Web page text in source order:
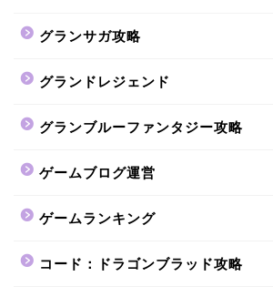
グランサガ攻略
グランドレジェンド
グランブルーファンタジー攻略
ゲームブログ運営
ゲームランキング
コード：ドラゴンブラッド攻略